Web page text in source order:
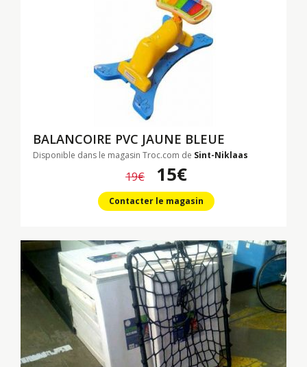
BALANCOIRE PVC JAUNE BLEUE
Disponible dans le magasin Troc.com de Sint-Niklaas
19€ 15€
Contacter le magasin